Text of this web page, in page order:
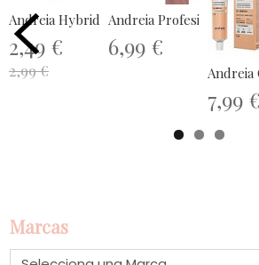
Marcas
Andreia Hybrid Gel - Fusion Color H27
2,49 €
2,99 €
Andreia Profesional
6,99 €
Andreia
7,99 €